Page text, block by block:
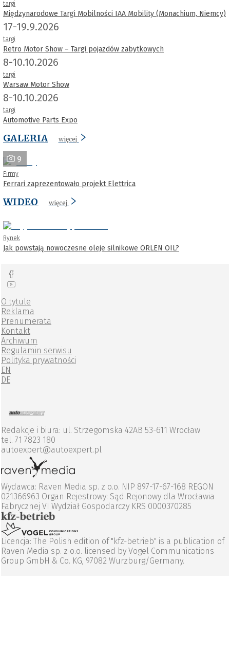
targi
Międzynarodowe Targi Mobilności IAA Mobility (Monachium, Niemcy)
17-19.9.2026
targi
Retro Motor Show – Targi pojazdów zabytkowych
8-10.10.2026
targi
Warsaw Motor Show
8-10.10.2026
targi
Automotive Parts Expo
GALERIA więcej
9
Firmy
Ferrari zaprezentowało projekt Elettrica
WIDEO więcej
Rynek
Jak powstają nowoczesne oleje silnikowe ORLEN OIL?
O tytule
Reklama
Prenumerata
Kontakt
Archiwum
Regulamin serwisu
Polityka prywatności
EN
DE
Redakcje i biura: ul. Strzegomska 42AB 53-611 Wrocław
tel. 71 7823 180
autoexpert@autoexpert.pl
Wydawca: Raven Media sp. z o.o. NIP 897-17-67-168 REGON
021366963 Organ Rejestrowy: Sąd Rejonowy dla Wrocławia
Fabrycznej VI Wydział Gospodarczy KRS 0000370285
Licencja: The Polish edition of "kfz-betrieb" is a publication of
Raven Media sp. z o.o. licensed by Vogel Communications
Group GmbH & Co. KG, 97082 Wurzburg/Germany.